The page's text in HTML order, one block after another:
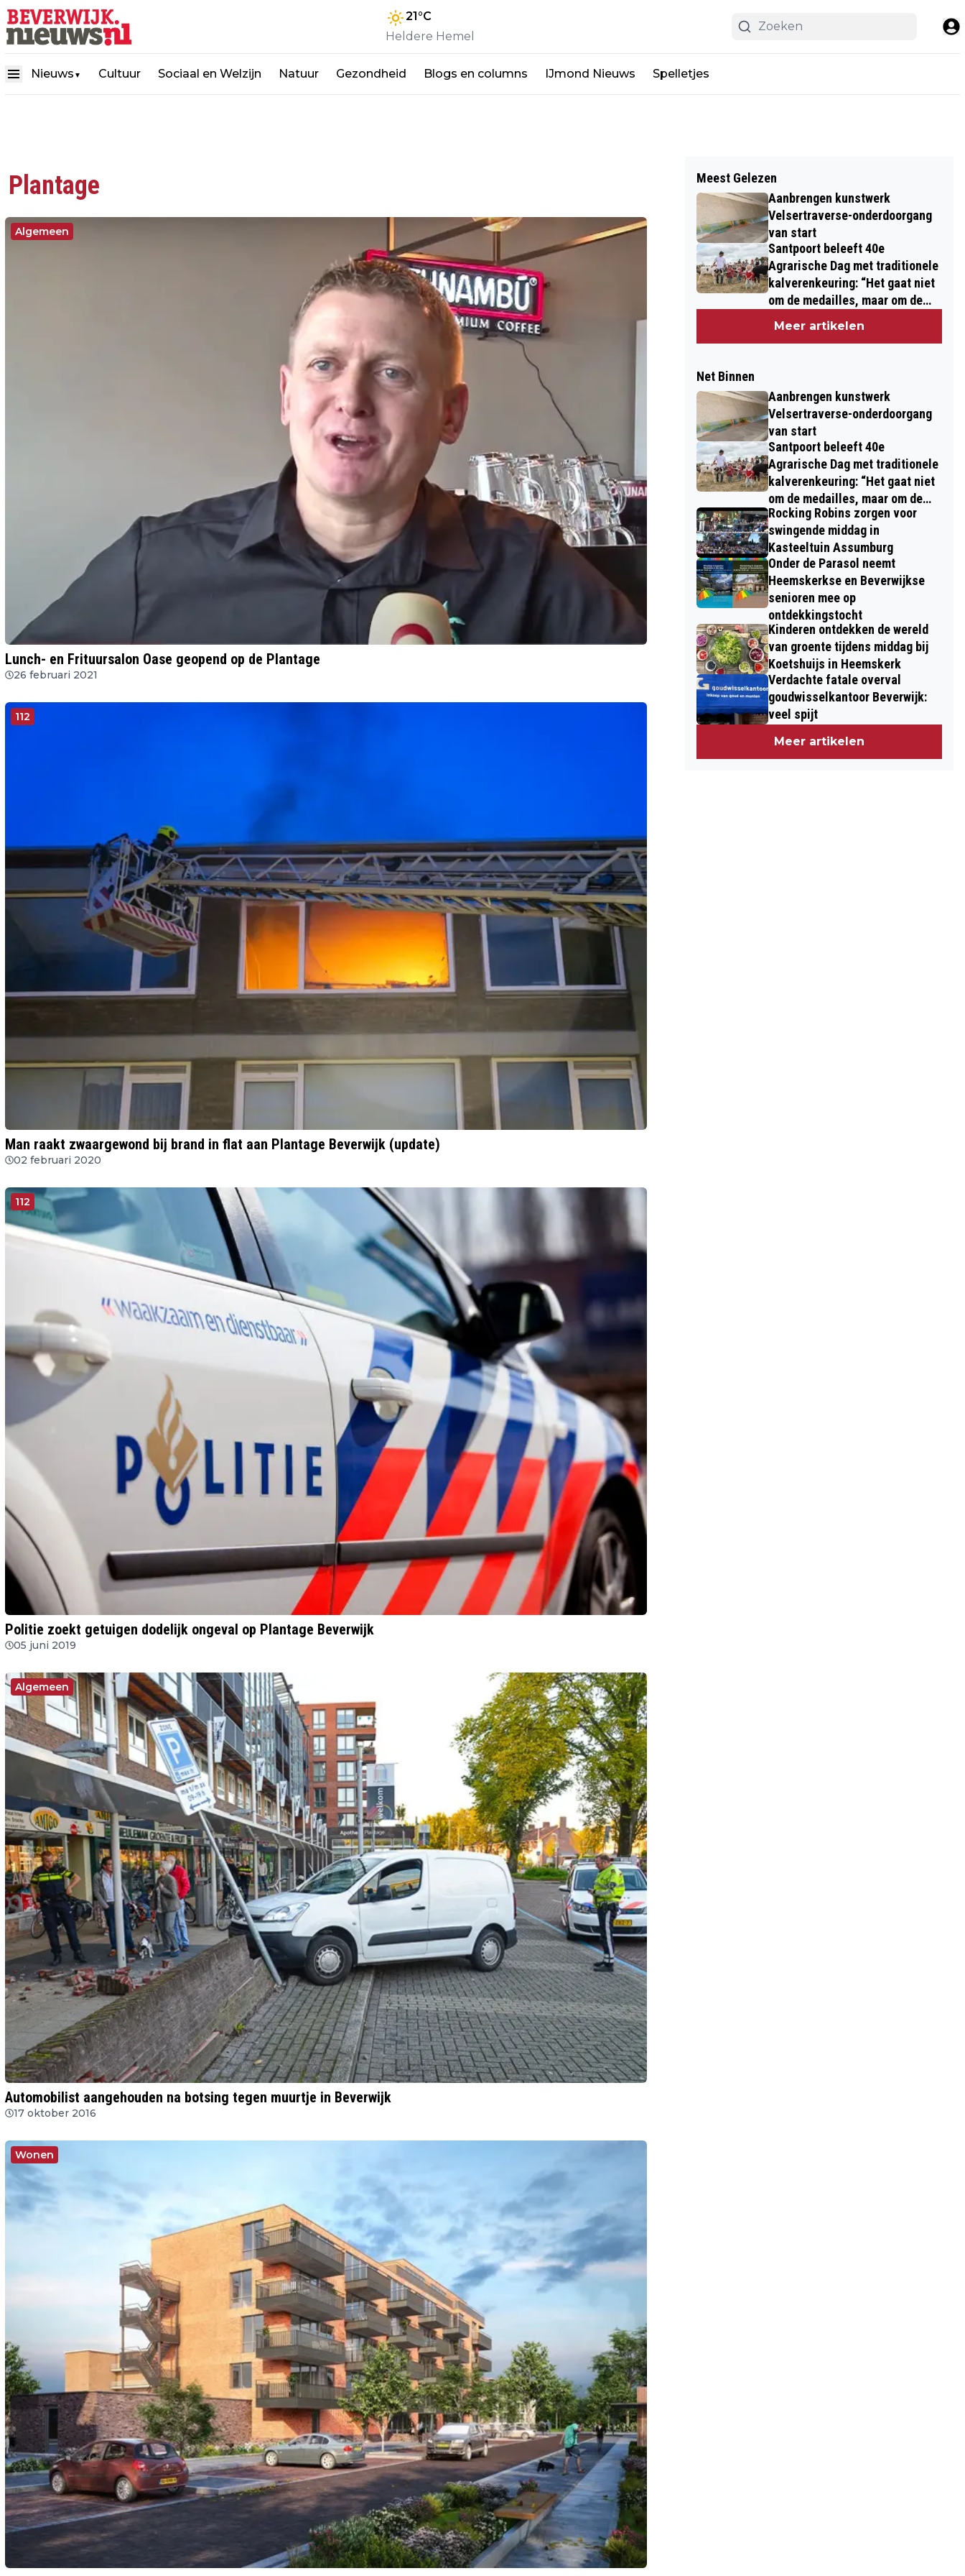
21°C
Heldere Hemel
Nieuws ▼ Cultuur Sociaal en Welzijn Natuur Gezondheid Blogs en columns IJmond Nieuws Spelletjes
Plantage
Algemeen
Lunch- en Frituursalon Oase geopend op de Plantage
26 februari 2021
112
Man raakt zwaargewond bij brand in flat aan Plantage Beverwijk (update)
02 februari 2020
112
Politie zoekt getuigen dodelijk ongeval op Plantage Beverwijk
05 juni 2019
Algemeen
Automobilist aangehouden na botsing tegen muurtje in Beverwijk
17 oktober 2016
Wonen
Meest Gelezen
Aanbrengen kunstwerk
Velsertraverse-onderdoorgang
van start
Santpoort beleeft 40e
Agrarische Dag met traditionele
kalverenkeuring: “Het gaat niet
om de medailles, maar om de
Meer artikelen
Net Binnen
Aanbrengen kunstwerk
Velsertraverse-onderdoorgang
van start
Santpoort beleeft 40e
Agrarische Dag met traditionele
kalverenkeuring: “Het gaat niet
om de medailles, maar om de
kinderen”
Rocking Robins zorgen voor
swingende middag in
Kasteeltuin Assumburg
Onder de Parasol neemt
Heemskerkse en Beverwijkse
senioren mee op
ontdekkingstocht
Kinderen ontdekken de wereld
van groente tijdens middag bij
Koetshuijs in Heemskerk
Verdachte fatale overval
goudwisselkantoor Beverwijk:
veel spijt
Meer artikelen